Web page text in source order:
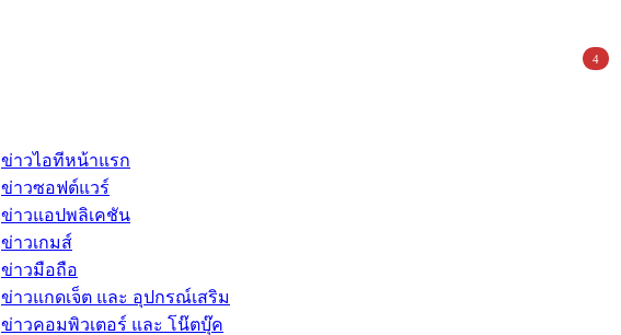
ข่าวไอทีหน้าแรก
ข่าวซอฟต์แวร์
ข่าวแอปพลิเคชัน
ข่าวเกมส์
ข่าวมือถือ
ข่าวแกดเจ็ต และ อุปกรณ์เสริม
ข่าวคอมพิวเตอร์ และ โน๊ตบุ๊ค
4